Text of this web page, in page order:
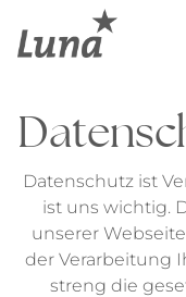
Datenschutz ist
ist uns wichtig.
unserer
der Verarbeitung
streng die